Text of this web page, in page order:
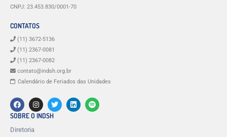
CNPJ: 23.453.830/0001-70
CONTATOS
(11) 3672-5136
(11) 2367-0081
(11) 2367-0082
contato@indsh.org.br
Calendário de Feriados das Unidades
SOBRE O INDSH
Diretoria